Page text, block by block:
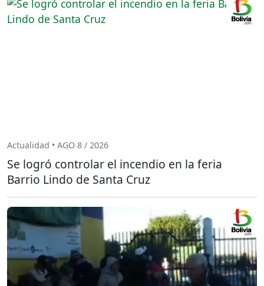
Actualidad • AGO 8 / 2026
Se logró controlar el incendio en la feria
Barrio Lindo de Santa Cruz